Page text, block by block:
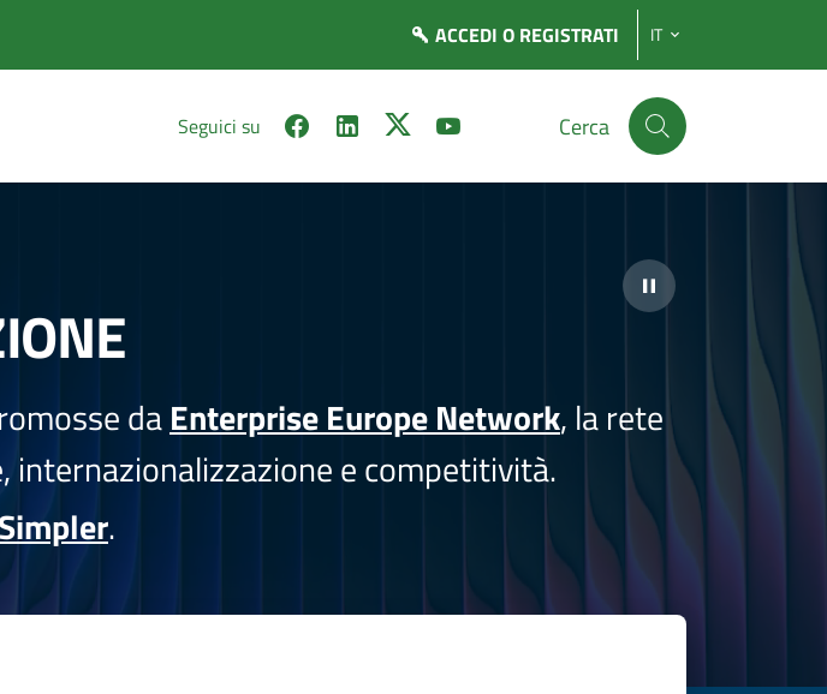
ACCEDI O REGISTRATI IT
Seguici su Cerca
daEnterprise Europe Network, la rete
internazionalizzazione e competitività.
Simpler.